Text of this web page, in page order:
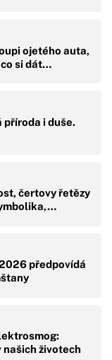
ojetého auta,
si dát…
příroda i duše.
čertovy řetězy
předpovídá
životech